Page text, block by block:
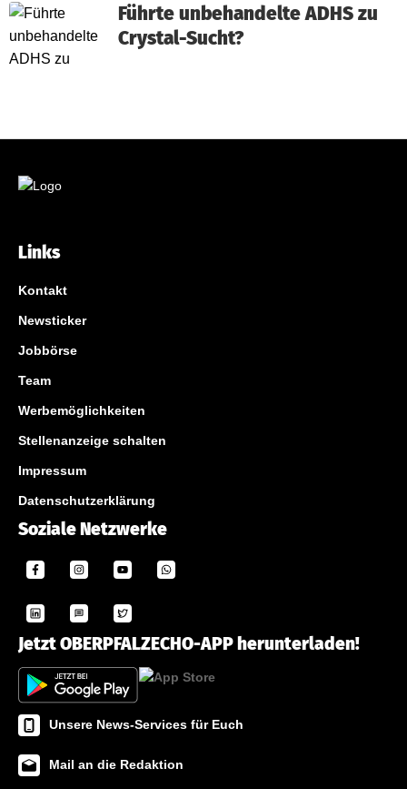
Führte unbehandelte ADHS zu
Crystal-Sucht?
Links
Kontakt
Newsticker
Jobbörse
Team
Werbemöglichkeiten
Stellenanzeige schalten
Impressum
Datenschutzerklärung
Soziale Netzwerke
Jetzt OBERPFALZECHO-APP herunterladen!
Unsere News-Services für Euch
Mail an die Redaktion